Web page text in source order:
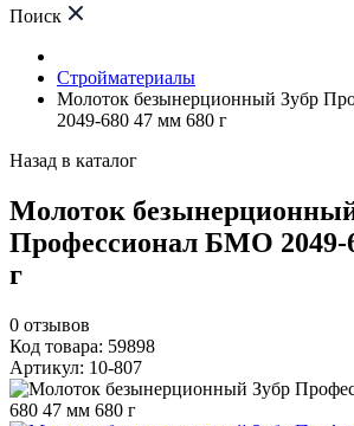
Поиск
Стройматериалы
Молоток безынерционный Зубр
2049-680 47 мм 680 г
Назад в каталог
Молоток
Профессионал БМО 2049-
г
0 отзывов
Код товара: 59898
Артикул: 10-807